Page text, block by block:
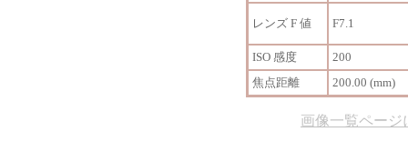
レンズ F 値 F7.1
ISO 感度
200
焦点距離
200.00 (mm)
画像一覧ページ